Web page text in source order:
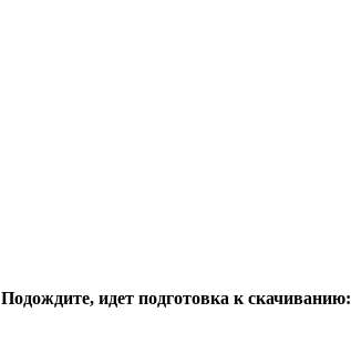
Подождите, идет подготовка к скачиванию: